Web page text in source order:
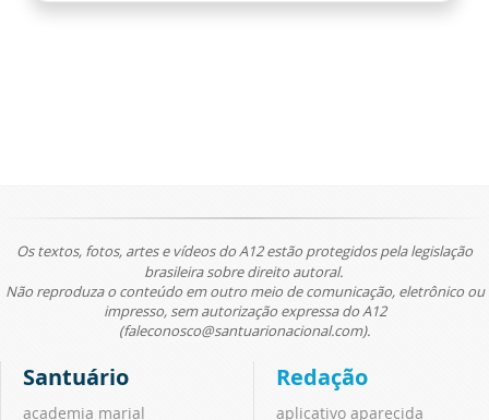
Os textos, fotos, artes e vídeos do A12 estão protegidos pela legislação
brasileira sobre direito autoral.
Não reproduza o conteúdo em outro meio de comunicação, eletrônico ou
impresso, sem autorização expressa do A12
(faleconosco@santuarionacional.com).
Santuário
academia marial
Redação
aplicativo aparecida